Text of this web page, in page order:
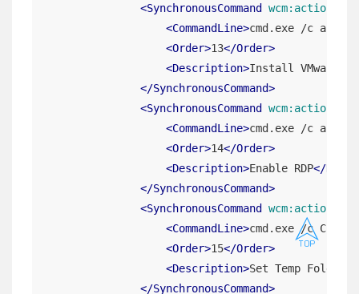

<SynchronousCommand wcm:action
<CommandLine>cmd.exe /c
<Order>13</Order>
<Description>Install VMware
</SynchronousCommand>
<SynchronousCommand wcm:action
<CommandLine>cmd.exe /c
<Order>14</Order>
<Description>Enable RDP</
</SynchronousCommand>
<SynchronousCommand wcm:action
<CommandLine>cmd.exe /c
<Order>15</Order>
<Description>Set Temp Folders
</SynchronousCommand>